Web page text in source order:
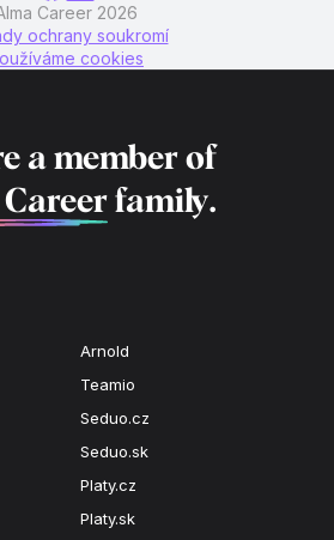
Career 2026
ochrany soukromí
cookies
a member of
family.
Arnold
Teamio
Seduo.cz
Seduo.sk
Platy.cz
Platy.sk